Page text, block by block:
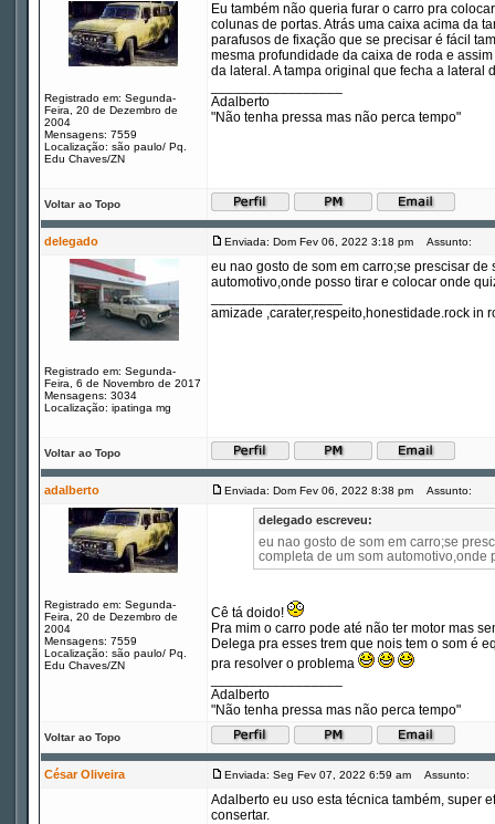
Registrado em: Segunda-
Feira, 20 de Dezembro de
2004
Mensagens: 7559
Localização: são paulo/ Pq.
Edu Chaves/ZN
Eu também não queria furar o carro pra
colunas de portas. Atrás uma caixa acima da
parafusos de fixação que se precisar é fácil
mesma profundidade da caixa de roda e
da lateral. A tampa original que fecha a lateral
Adalberto
"Não tenha pressa mas não perca tempo"
Voltar ao Topo
delegado Enviada: Dom Fev 06, 2022 3:18 pm Assunto:
Registrado em: Segunda-
Feira, 6 de Novembro de 2017
Mensagens: 3034
Localização: ipatinga mg
eu nao gosto de som em carro;se prescisar
automotivo,onde posso tirar e colocar onde
amizade ,carater,respeito,honestidade.rock in
Voltar ao Topo
adalberto Enviada: Dom Fev 06, 2022 8:38 pm Assunto:
Registrado em: Segunda-
Feira, 20 de Dezembro de
2004
Mensagens: 7559
Localização: são paulo/ Pq.
Edu Chaves/ZN
delegado escreveu:
eu nao gosto de som em carro;se
completa de um som automotivo,onde
Cê tá doido!
Pra mim o carro pode até não ter motor mas
Delega pra esses trem que nois tem o som é
pra resolver o problema
Adalberto
"Não tenha pressa mas não perca tempo"
Voltar ao Topo
César Oliveira Enviada: Seg Fev 07, 2022 6:59 am Assunto:
Adalberto eu uso esta técnica também, super
consertar.